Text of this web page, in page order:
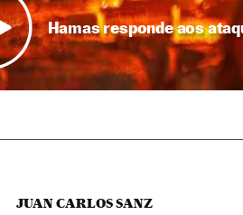
Hamas responde aos
JUAN CARLOS SANZ